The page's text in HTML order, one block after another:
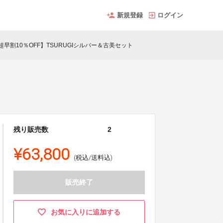
新規登録 ログイン
早割10％OFF】TSURUGIシルバー＆古美セット
残り販売数 2
¥63,800 (税込/送料込)
販売終了
お気に入りに追加する